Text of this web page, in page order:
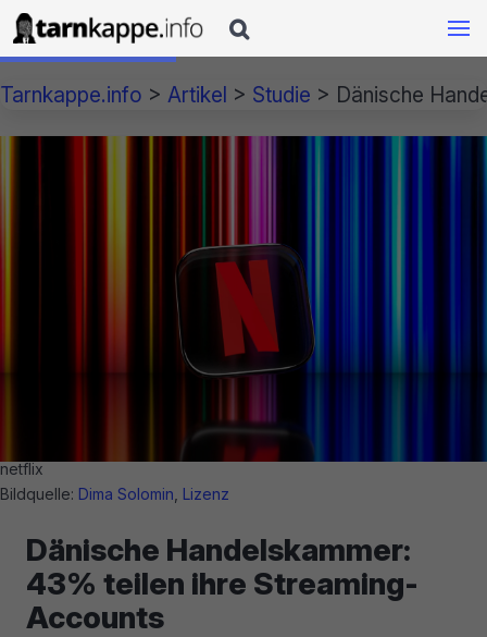

Tarnkappe.info > Artikel > Studie > Dänische
netflix
Bildquelle: Dima Solomin Lizenz
Dänische Handelskammer:
43% teilen ihre Streaming-
Accounts